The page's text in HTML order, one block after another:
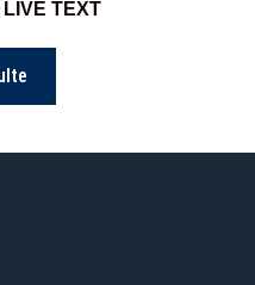
TEXT